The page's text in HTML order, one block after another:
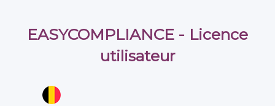
EASYCOMPLIANCE - Licence
utilisateur